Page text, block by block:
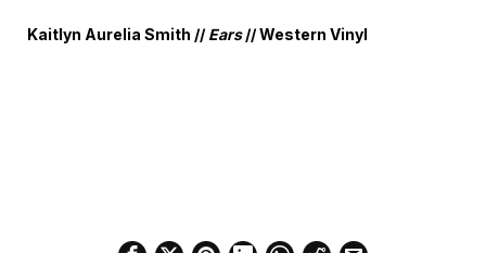
Kaitlyn Aurelia Smith // Ears// Western Vinyl